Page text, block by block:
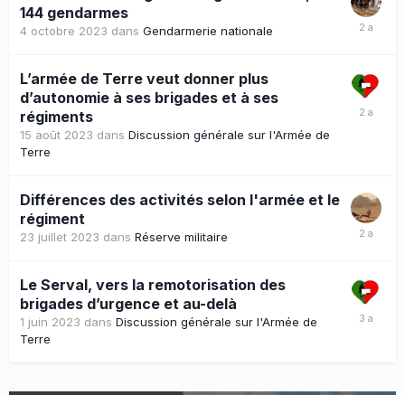
144 gendarmes
4 octobre 2023 dans Gendarmerie nationale
L’armée de Terre veut donner plus
d’autonomie à ses brigades et à ses
régiments
15 août 2023 dans Discussion générale sur l'Armée de
Terre
Différences des activités selon l'armée et le
régiment
23 juillet 2023 dans Réserve militaire
Le Serval, vers la remotorisation des
brigades d’urgence et au-delà
1 juin 2023 dans Discussion générale sur l'Armée de
Terre